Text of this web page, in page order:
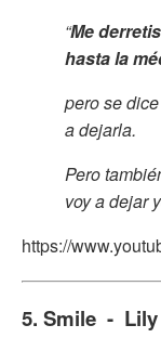
“Me
hasta la
pero se
a dejarla.
Pero
voy a dejar
https://
5. Smile -